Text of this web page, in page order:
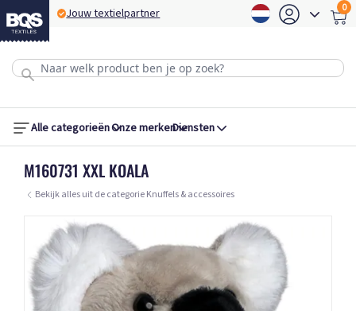
BQS Express service 0
Alle categorieënOnze merkenDiensten
M160731 XXL KOALA
Bekijk alles uit de categorie Knuffels & accessoires